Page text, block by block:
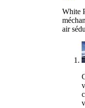
White
air